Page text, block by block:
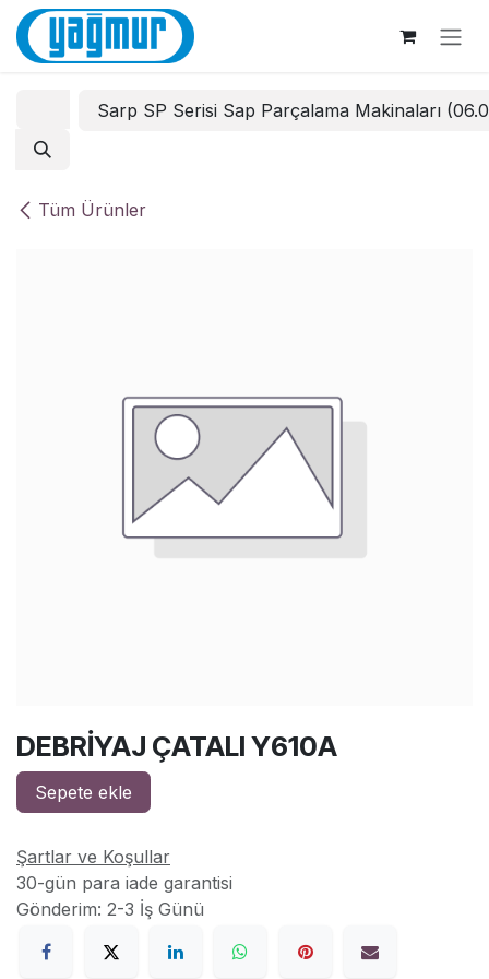
İçereği Atla
Tüm Ürünler
Sarp SP Serisi Sap Parçalama Makinaları
DEBRİYAJ ÇATALI Y610A
Sepete ekle
Şartlar ve Koşullar
30-gün para iade garantisi
Gönderim: 2-3 İş Günü